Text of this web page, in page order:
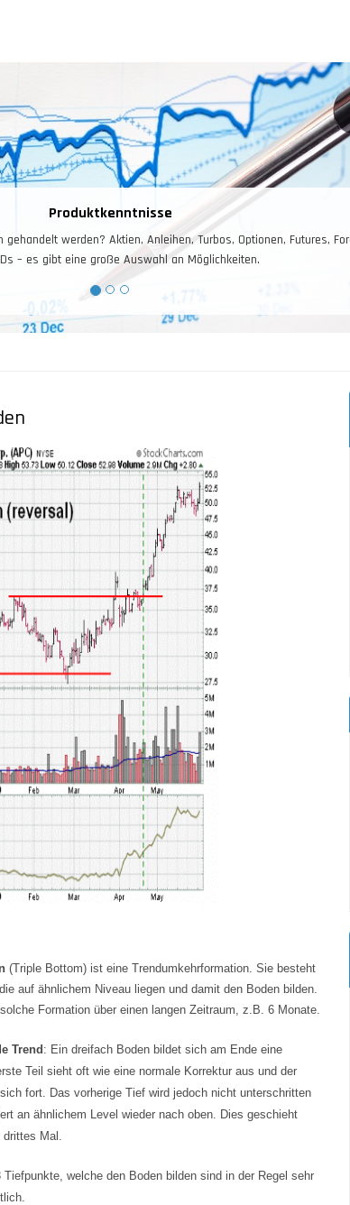
Produktkenntnisse
werden? Aktien, Anleihen, Turbos, Optionen, Futures, Forex
– es gibt eine große Auswahl an Möglichkeiten.
(Triple Bottom) ist eine Trendumkehrformation. Sie besteht
auf ähnlichem Niveau liegen und damit den Boden bilden.
Formation über einen langen Zeitraum, z.B. 6 Monate.
Trend : Ein dreifach Boden bildet sich am Ende eine
Teil sieht oft wie eine normale Korrektur aus und der
fort. Das vorherige Tief wird jedoch nicht unterschritten
an ähnlichem Level wieder nach oben. Dies geschieht
drittes Mal.
Tiefpunkte, welche den Boden bilden sind in der Regel sehr